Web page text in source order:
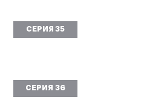
СЕРИЯ 35
СЕРИЯ 36